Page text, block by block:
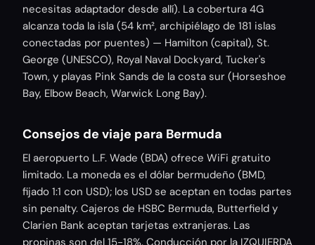
necesitas adaptador desde allí). La cobertura 4G
alcanza toda la isla (54 km², archipiélago de 181 islas
conectadas por puentes) — Hamilton (capital), St.
George (UNESCO), Royal Naval Dockyard, Tucker's
Town, y playas Pink Sands de la costa sur (Horseshoe
Bay, Elbow Beach, Warwick Long Bay).
Consejos de viaje para Bermuda
El aeropuerto L.F. Wade (BDA) ofrece WiFi gratuito
limitado. La moneda es el dólar bermudeño (BMD,
fijado 1:1 con USD); los USD se aceptan en todas partes
sin penalty. Cajeros de HSBC Bermuda, Butterfield y
Clarien Bank aceptan tarjetas extranjeras. Las
propinas son del 15-18%. Conducción por la IZQUIERDA